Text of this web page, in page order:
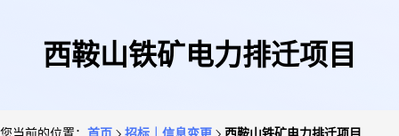
西鞍山铁矿电力排迁项目